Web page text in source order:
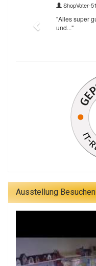
Ausstellung Besuchen